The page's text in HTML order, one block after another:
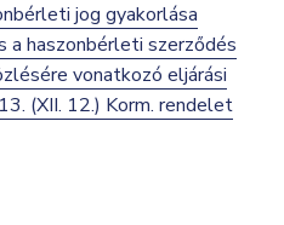
jog gyakorlása
a haszonbérleti szerződés
vonatkozó eljárási
(XII. 12.) Korm. rendelet